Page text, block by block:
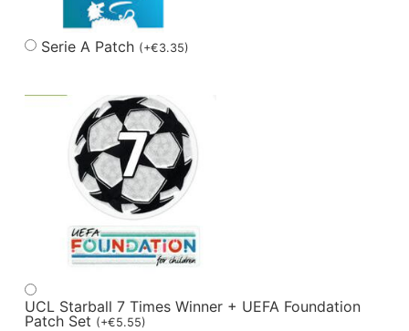
Serie A Patch (+€3.35)
UCL Starball 7 Times Winner + UEFA Foundation
Patch Set (+€5.55)